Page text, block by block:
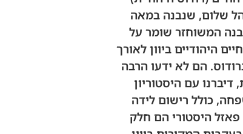
שלום, שנבנה במאה
המשוחזר שומר על
היהודיים ביוון לאורך
הם לא ידעו הרבה
עם היסטוריון
כולל רישום לידה
היסטורי הם חלק